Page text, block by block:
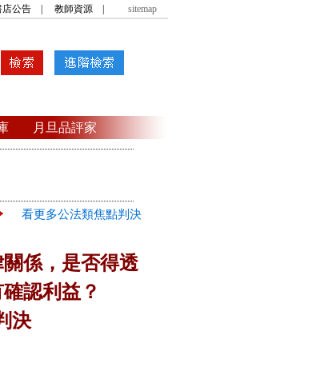
店公告 教師資源 sitemap
月旦品評家
看更多公法類焦點判決
係，是否得透
認利益？
決